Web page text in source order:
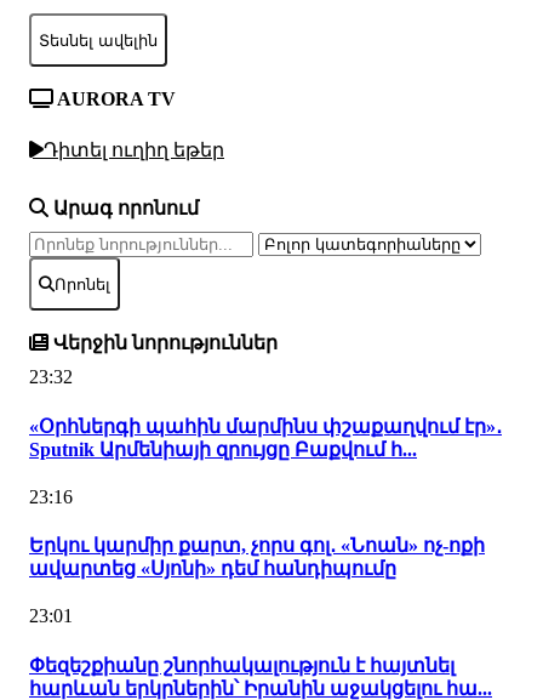
Տեսնել ավելին
AURORA TV
Դիտել ուղիղ եթեր
Արագ որոնում
Որոնել
Վերջին նորություններ
23:32
«Օրհներգի պահին մարմինս փշաքաղվում էր»․
Sputnik Արմենիայի զրույցը Բաքվում հ...
23:16
Երկու կարմիր քարտ, չորս գոլ․ «Նոան» ոչ-ոքի
ավարտեց «Սյոնի» դեմ հանդիպումը
23:01
Փեզեշքիանը շնորհակալություն է հայտնել
հարևան երկրներին՝ Իրանին աջակցելու հա...